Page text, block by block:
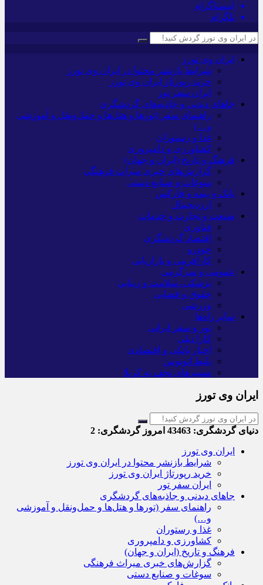
اینستاگرام
تلگرام
ایران وی تورز
شرایط بازنشر محتوا در ایران وی تورز
خرید رپورتاژ ایران وی تورز
ایران سفر تور
جاهای دیدنی و جاذبه‌های گردشگری
راهنمای سفر (تورها و هتل‌ها و حمل‌و‌نقل و آموزشی
و…)
غذا و رستوران
کشاورزی و دامپروری
فرهنگ و تاریخ (ایران و جهان)
گزارش‌های خبری میراث فرهنگی
سوغات و صنایع دستی
بانک و بیمه و فارکس
ارزدیجیتال
صنعت و تجارت و خدمات
فناوری
اقتصاد گردشگری
خودرو
کارآفرینی و بازاریابی
عمومی و سرگرمی
پزشکی، سلامت و زیبایی
حقوق و قضایی
ورزشی
سایر راه‌ها
تور و سفر ایرانی
کارا دیلی
اخبار بانکی و اقتصادی
بلیط اتوبوس
مسیرهای نجف به کربلا
ایران وی تورز
دنیای گردشگری: امروز گردشگری:
ایران وی تورز
شرایط بازنشر محتوا در ایران وی تورز
خرید رپورتاژ ایران وی تورز
ایران سفر تور
جاهای دیدنی و جاذبه‌های گردشگری
راهنمای سفر (تورها و هتل‌ها و حمل‌و‌نقل و آموزشی
و…)
غذا و رستوران
کشاورزی و دامپروری
فرهنگ و تاریخ (ایران و جهان)
گزارش‌های خبری میراث فرهنگی
سوغات و صنایع دستی